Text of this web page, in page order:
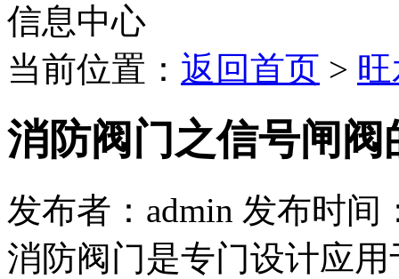
信息中心
当前位置： 返回首页 >
消防阀门之信号闸阀
发布者：admin 发布时间
消防阀门是专门设计应